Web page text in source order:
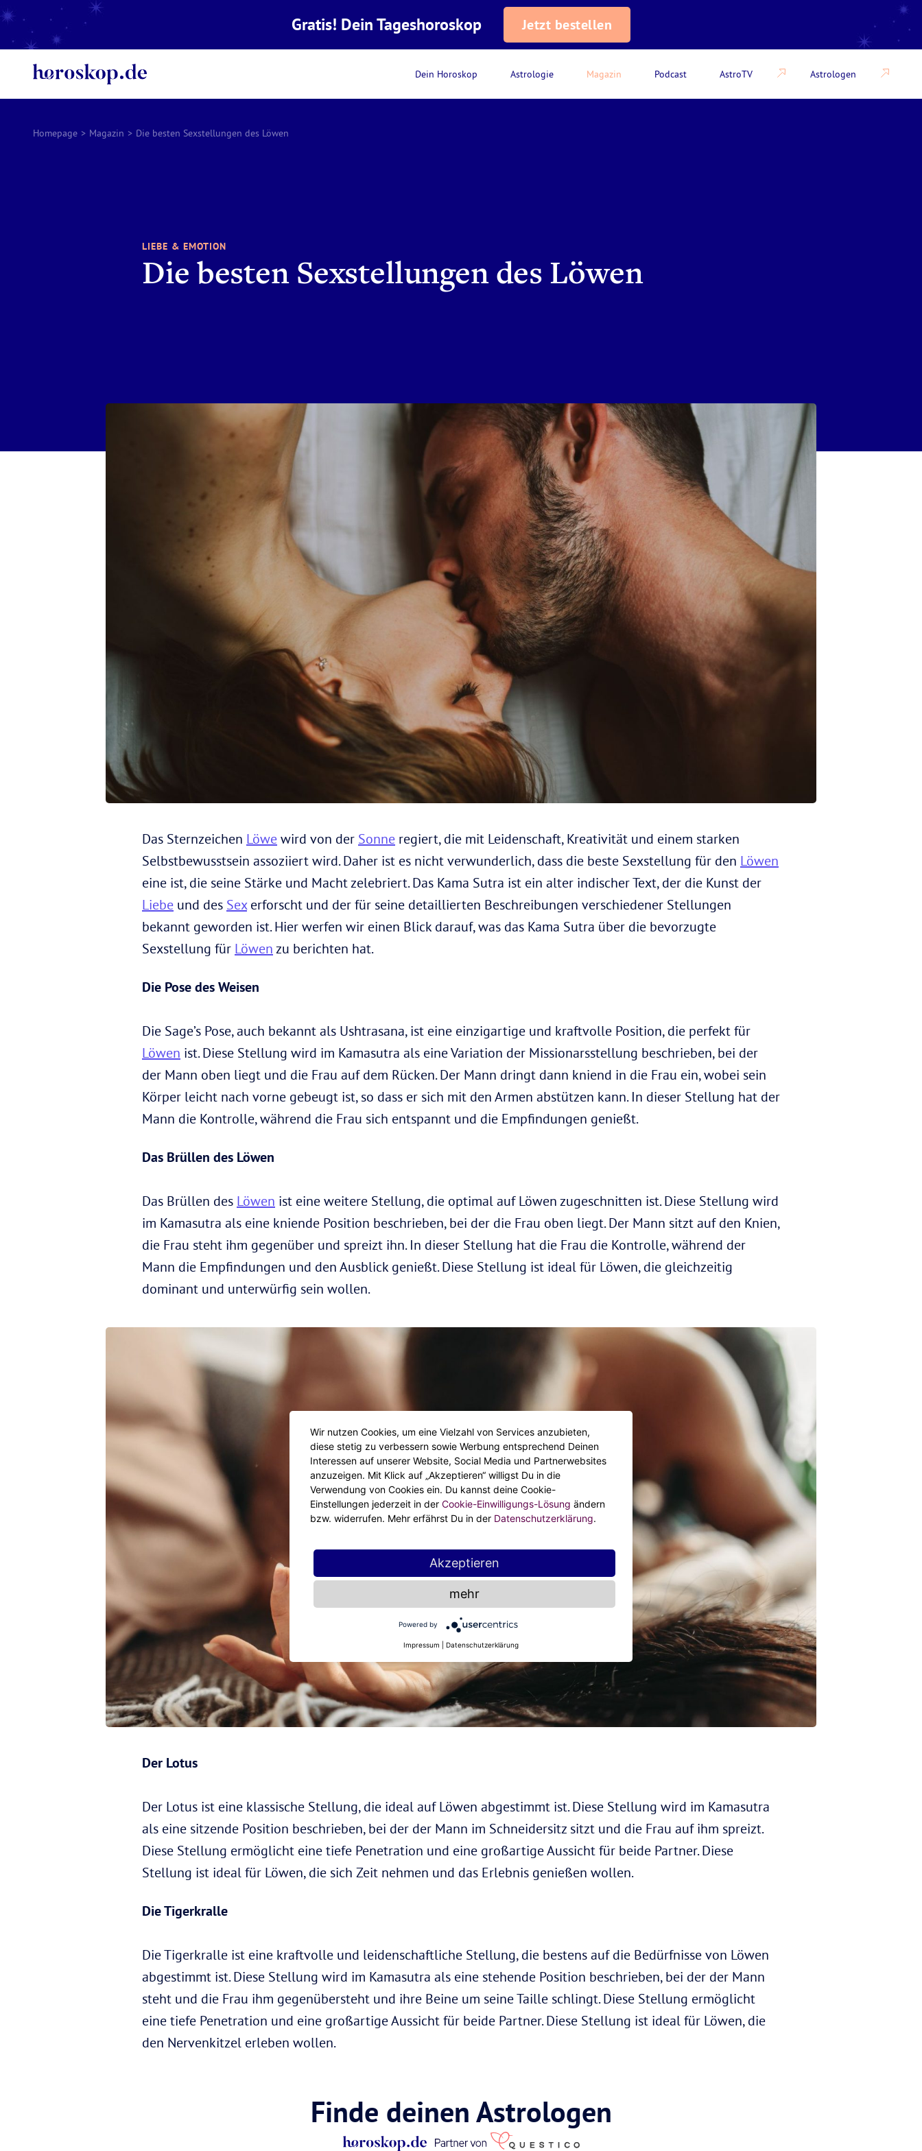
Dein Horoskop Astrologie Magazin Podcast AstroTV Astrologen
Gratis! Dein Tageshoroskop Jetzt bestellen
Homepage > Magazin > Die besten Sexstellungen des Löwen
LIEBE & EMOTION
Die besten Sexstellungen des Löwen
Das Sternzeichen Löwe wird von der Sonne regiert, die mit Leidenschaft, Kreativität und einem starken
Selbstbewusstsein assoziiert wird. Daher ist es nicht verwunderlich, dass die beste Sexstellung für den Löwen
eine ist, die seine Stärke und Macht zelebriert. Das Kama Sutra ist ein alter indischer Text, der die Kunst der
Liebe und des Sexerforscht und der für seine detaillierten Beschreibungen verschiedener Stellungen
bekannt geworden ist. Hier werfen wir einen Blick darauf, was das Kama Sutra über die bevorzugte
Sexstellung für Löwen zu berichten hat.
Die Pose des Weisen
Die Sage’s Pose, auch bekannt als Ushtrasana, ist eine einzigartige und kraftvolle Position, die perfekt für
Löwen ist. Diese Stellung wird im Kamasutra als eine Variation der Missionarsstellung beschrieben, bei der
der Mann oben liegt und die Frau auf dem Rücken. Der Mann dringt dann kniend in die Frau ein, wobei sein
Körper leicht nach vorne gebeugt ist, so dass er sich mit den Armen abstützen kann. In dieser Stellung hat der
Mann die Kontrolle, während die Frau sich entspannt und die Empfindungen genießt.
Das Brüllen des Löwen
Das Brüllen des Löwen ist eine weitere Stellung, die optimal auf Löwen zugeschnitten ist. Diese Stellung wird
im Kamasutra als eine kniende Position beschrieben, bei der die Frau oben liegt. Der Mann sitzt auf den Knien,
die Frau steht ihm gegenüber und spreizt ihn. In dieser Stellung hat die Frau die Kontrolle, während der
Mann die Empfindungen und den Ausblick genießt. Diese Stellung ist ideal für Löwen, die gleichzeitig
dominant und unterwürfig sein wollen.
Der Lotus
Der Lotus ist eine klassische Stellung, die ideal auf Löwen abgestimmt ist. Diese Stellung wird im Kamasutra
als eine sitzende Position beschrieben, bei der der Mann im Schneidersitz sitzt und die Frau auf ihm spreizt.
Diese Stellung ermöglicht eine tiefe Penetration und eine großartige Aussicht für beide Partner. Diese
Stellung ist ideal für Löwen, die sich Zeit nehmen und das Erlebnis genießen wollen.
Die Tigerkralle
Die Tigerkralle ist eine kraftvolle und leidenschaftliche Stellung, die bestens auf die Bedürfnisse von Löwen
abgestimmt ist. Diese Stellung wird im Kamasutra als eine stehende Position beschrieben, bei der der Mann
steht und die Frau ihm gegenübersteht und ihre Beine um seine Taille schlingt. Diese Stellung ermöglicht
eine tiefe Penetration und eine großartige Aussicht für beide Partner. Diese Stellung ist ideal für Löwen, die
den Nervenkitzel erleben wollen.
Finde deinen Astrologen
Wir nutzen Cookies, um eine Vielzahl von Services anzubieten,
diese stetig zu verbessern sowie Werbung entsprechend Deinen
Interessen auf unserer Website, Social Media und Partnerwebsites
anzuzeigen. Mit Klick auf „Akzeptieren“ willigst Du in die
Verwendung von Cookies ein. Du kannst deine Cookie-
Einstellungen jederzeit in der Cookie-Einwilligungs-Lösung ändern
bzw. widerrufen. Mehr erfährst Du in der Datenschutzerklärung.
Akzeptieren
mehr
Powered by
Impressum Datenschutzerklärung